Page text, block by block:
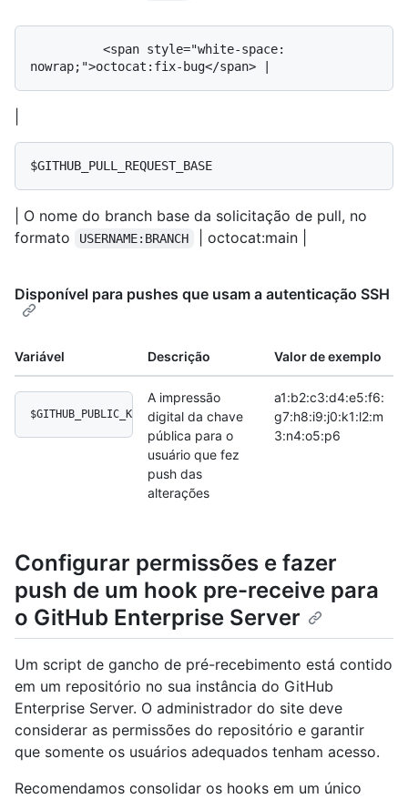
$GITHUB_PULL_REQUEST_BASE
| O nome do branch base da solicitação de pull, no
formato
USERNAME:BRANCH | octocat:main |
Disponível para pushes que usam a autenticação SSH
Variável Descrição Valor de exemplo
$GITHUB_PUBLIC_KEY_FINGERPRINT
A impressão
digital da chave
pública para o
usuário que fez
push das
alterações
a1:b2:c3:d4:e5:f6:
g7:h8:i9:j0:k1:l2:m
3:n4:o5:p6
Configurar permissões e fazer
push de um hook pre-receive para
o GitHub Enterprise Server
Um script de gancho de pré-recebimento está contido
em um repositório no sua instância do GitHub
Enterprise Server. O administrador do site deve
considerar as permissões do repositório e garantir
que somente os usuários adequados tenham acesso.
Recomendamos consolidar os hooks em um único